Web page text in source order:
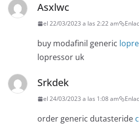
Asxlwc
el 22/03/2023 a las 2:22 am
buy modafinil generic
lopressor uk
Srkdek
el 24/03/2023 a las 1:08 am
order generic dutasteride